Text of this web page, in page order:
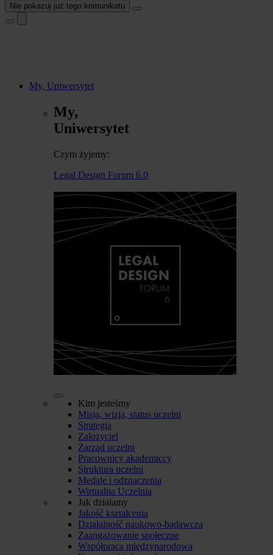
Nie pokazuj już tego komunikatu
My, Uniwersytet
My,
Uniwersytet
Czym żyjemy:
Legal Design Forum 6.0
Kim jesteśmy
Misja, wizja, status uczelni
Strategia
Założyciel
Zarząd uczelni
Pracownicy akademiccy
Struktura uczelni
Medale i odznaczenia
Wirtualna Uczelnia
Jak działamy
Jakość kształcenia
Działalność naukowo-badawcza
Zaangażowanie społeczne
Współpraca międzynarodowa